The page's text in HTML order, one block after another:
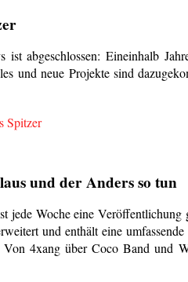
abgeschlossen: Eineinhalb
und neue Projekte sind
Spitzer
und der Anders so tun
jede Woche eine
und enthält eine
4xang über Coco Band und